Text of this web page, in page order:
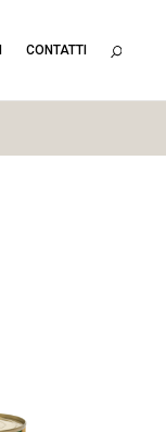
CONTATTI